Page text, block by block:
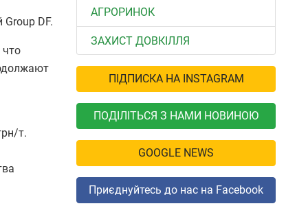
DF.
т.
АГРОРИНОК
ЗАХИСТ ДОВКІЛЛЯ
ПІДПИСКА НА INSTAGRAM
ПОДІЛІТЬСЯ З НАМИ НОВИНОЮ
GOOGLE NEWS
Приєднуйтесь до нас на Facebook